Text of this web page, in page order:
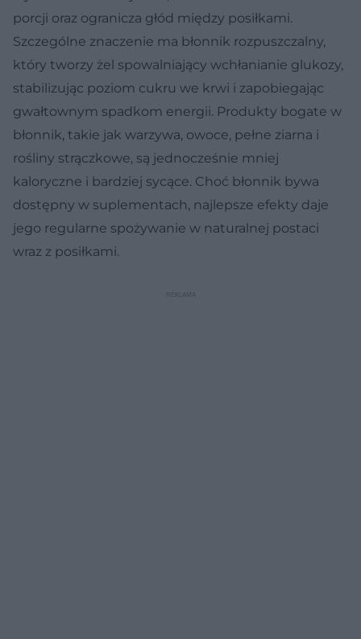
porcji oraz ogranicza głód między posiłkami.
Szczególne znaczenie ma błonnik rozpuszczalny,
który tworzy żel spowalniający wchłanianie glukozy,
stabilizując poziom cukru we krwi i zapobiegając
gwałtownym spadkom energii. Produkty bogate w
błonnik, takie jak warzywa, owoce, pełne ziarna i
rośliny strączkowe, są jednocześnie mniej
kaloryczne i bardziej sycące. Choć błonnik bywa
dostępny w suplementach, najlepsze efekty daje
jego regularne spożywanie w naturalnej postaci
wraz z posiłkami.